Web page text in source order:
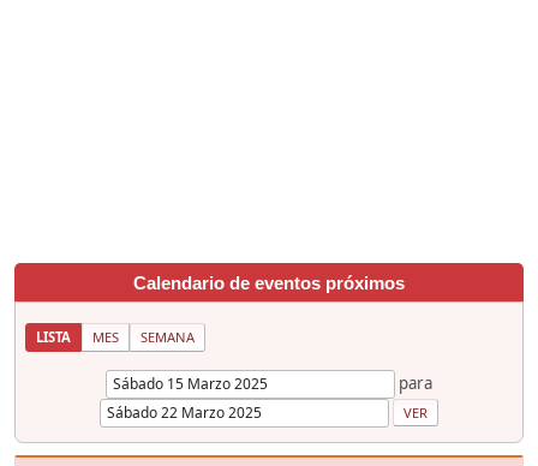
Calendario de eventos próximos
LISTA MES SEMANA
para